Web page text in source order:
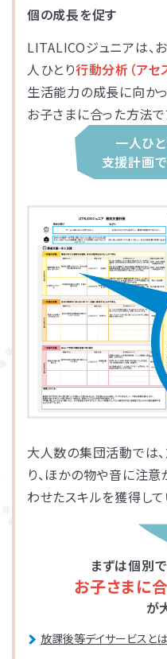
個の成長を促す
LITALICOジュニアは、
人ひとり行動分析（アセ
生活能力の成長に向か
お子さまに合った方法で
一人ひ
支援計画
大人数の集団活動では
り、ほかの物や音に注
わせたスキルを獲得して
まずは個別
お子さまに
が
放課後等デイサービスとは